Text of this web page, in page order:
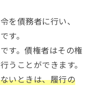
を債務者に行い、
す。
す。債権者はその権
うことができます。
いときは、履行の